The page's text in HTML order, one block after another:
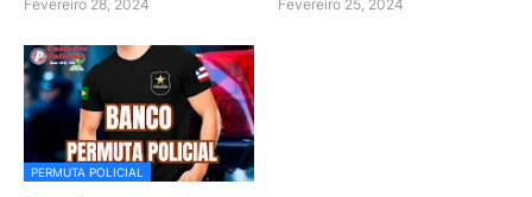
Fevereiro 28, 2024 Fevereiro 25, 2024
PERMUTA POLICIAL